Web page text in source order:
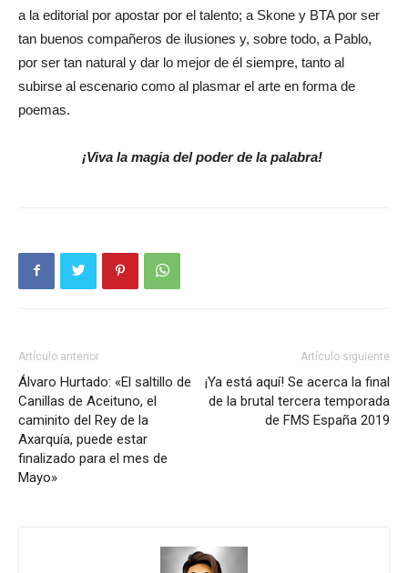
a la editorial por apostar por el talento; a Skone y BTA por ser
tan buenos compañeros de ilusiones y, sobre todo, a Pablo,
por ser tan natural y dar lo mejor de él siempre, tanto al
subirse al escenario como al plasmar el arte en forma de
poemas.
¡Viva la magia del poder de la palabra!
Artículo anterior
Álvaro Hurtado: «El saltillo de
Canillas de Aceituno, el
caminito del Rey de la
Axarquía, puede estar
finalizado para el mes de
Mayo»
Artículo siguiente
¡Ya está aquí! Se acerca la final
de la brutal tercera temporada
de FMS España 2019